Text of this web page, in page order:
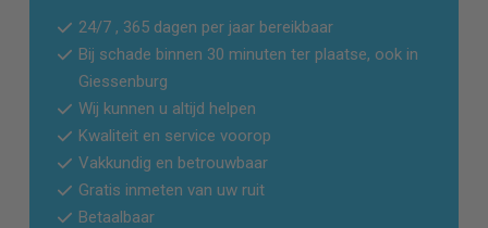
24/7 , 365 dagen per jaar bereikbaar
Bij schade binnen 30 minuten ter plaatse, ook in
Giessenburg
Wij kunnen u altijd helpen
Kwaliteit en service voorop
Vakkundig en betrouwbaar
Gratis inmeten van uw ruit
Betaalbaar